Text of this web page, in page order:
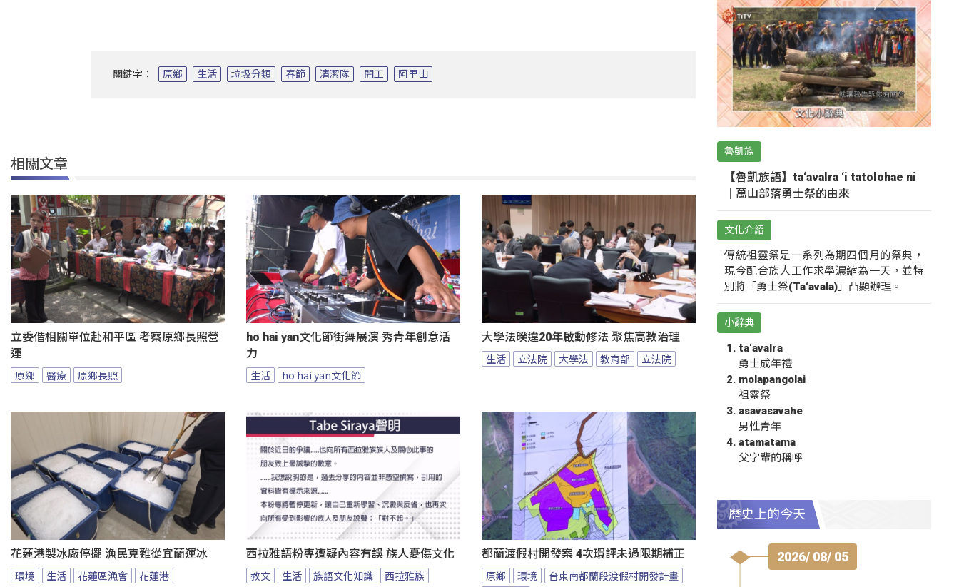
關鍵字： 原鄉 生活 垃圾分類 春節 清潔隊 開工 阿里山
相關文章
立委偕相關單位赴和平區 考察原鄉長照營
運
原鄉 醫療 原鄉長照
ho hai yan文化節街舞展演 秀青年創意活
力
生活 ho hai yan文化節
大學法暌違20年啟動修法 聚焦高教治理
生活 立法院 大學法 教育部 立法院
花蓮港製冰廠停擺 漁民克難從宜蘭運冰
環境 生活 花蓮區漁會 花蓮港
西拉雅語粉專遭疑內容有誤 族人憂傷文化
教文 生活 族語文化知識 西拉雅族
都蘭渡假村開發案 4次環評未過限期補正
原鄉 環境
台東南都蘭段渡假村開發計畫
魯凱族
【魯凱族語】ta‘avalra ‘i tatolohae ni
｜萬山部落勇士祭的由來
文化介紹
傳統祖靈祭是一系列為期四個月的祭典，
現今配合族人工作求學濃縮為一天，並特
別將「勇士祭(Ta‘avala)」凸顯辦理。
小辭典
ta‘avalra
勇士成年禮
molapangolai
祖靈祭
asavasavahe
男性青年
atamatama
父字輩的稱呼
歷史上的今天
2026/ 08/ 05